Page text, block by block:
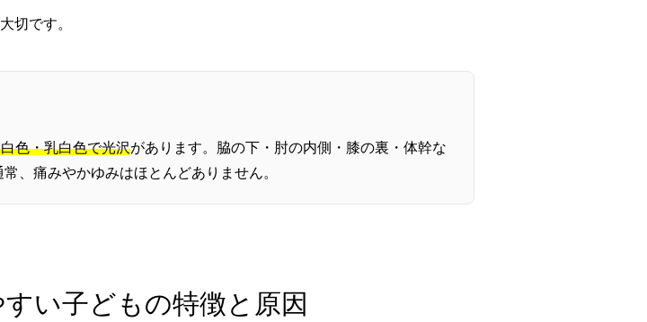
切です。
色・乳白色で光沢があります。脇の下・肘の内側・膝の裏・体幹な
、痛みやかゆみはほとんどありません。
い子どもの特徴と原因